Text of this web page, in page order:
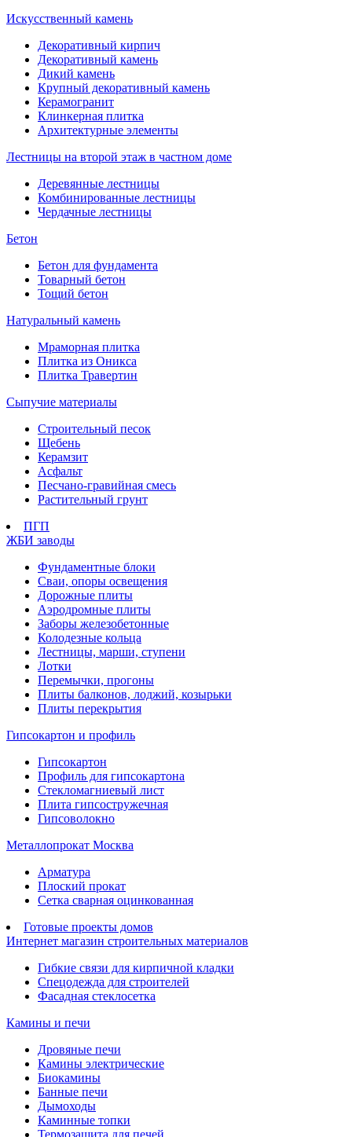
Искусственный камень
Декоративный кирпич
Декоративный камень
Дикий камень
Крупный декоративный камень
Керамогранит
Клинкерная плитка
Архитектурные элементы
Лестницы на второй этаж в частном доме
Деревянные лестницы
Комбинированные лестницы
Чердачные лестницы
Бетон
Бетон для фундамента
Товарный бетон
Тощий бетон
Натуральный камень
Мраморная плитка
Плитка из Оникса
Плитка Травертин
Сыпучие материалы
Строительный песок
Щебень
Керамзит
Асфальт
Песчано-гравийная смесь
Растительный грунт
ПГП
ЖБИ заводы
Фундаментные блоки
Сваи, опоры освещения
Дорожные плиты
Аэродромные плиты
Заборы железобетонные
Колодезные кольца
Лестницы, марши, ступени
Лотки
Перемычки, прогоны
Плиты балконов, лоджий, козырьки
Плиты перекрытия
Гипсокартон и профиль
Гипсокартон
Профиль для гипсокартона
Стекломагниевый лист
Плита гипсостружечная
Гипсоволокно
Металлопрокат Москва
Арматура
Плоский прокат
Сетка сварная оцинкованная
Готовые проекты домов
Интернет магазин строительных материалов
Гибкие связи для кирпичной кладки
Спецодежда для строителей
Фасадная стеклосетка
Камины и печи
Дровяные печи
Камины электрические
Биокамины
Банные печи
Дымоходы
Каминные топки